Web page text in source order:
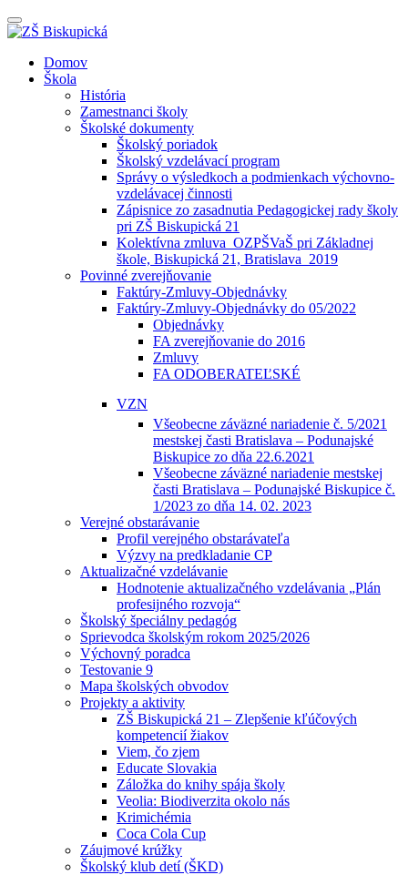
Prepínateľná
navigácia
Prejsť
Domov
Škola
História
Zamestnanci školy
Školské dokumenty
Školský poriadok
Školský vzdelávací program
Správy o výsledkoch a podmienkach výchovno-
vzdelávacej činnosti
Zápisnice zo zasadnutia Pedagogickej rady školy
pri ZŠ Biskupická 21
Kolektívna zmluva_OZPŠVaŠ pri Základnej
škole, Biskupická 21, Bratislava_2019
Povinné zverejňovanie
Faktúry-Zmluvy-Objednávky
Faktúry-Zmluvy-Objednávky do 05/2022
Objednávky
FA zverejňovanie do 2016
Zmluvy
FA ODOBERATEĽSKÉ
VZN
Všeobecne záväzné nariadenie č. 5/2021
mestskej časti Bratislava – Podunajské
Biskupice zo dňa 22.6.2021
Všeobecne záväzné nariadenie mestskej
časti Bratislava – Podunajské Biskupice č.
1/2023 zo dňa 14. 02. 2023
Verejné obstarávanie
Profil verejného obstarávateľa
Výzvy na predkladanie CP
Aktualizačné vzdelávanie
Hodnotenie aktualizačného vzdelávania „Plán
profesijného rozvoja“
Školský špeciálny pedagóg
Sprievodca školským rokom 2025/2026
Výchovný poradca
Testovanie 9
Mapa školských obvodov
Projekty a aktivity
ZŠ Biskupická 21 – Zlepšenie kľúčových
kompetencií žiakov
Viem, čo zjem
Educate Slovakia
Záložka do knihy spája školy
Veolia: Biodiverzita okolo nás
Krimichémia
Coca Cola Cup
Záujmové krúžky
Školský klub detí (ŠKD)